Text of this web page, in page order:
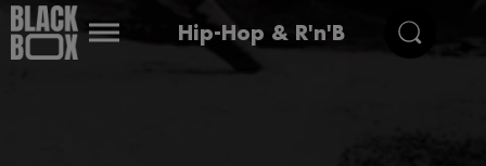
Hip-Hop & R'n'B